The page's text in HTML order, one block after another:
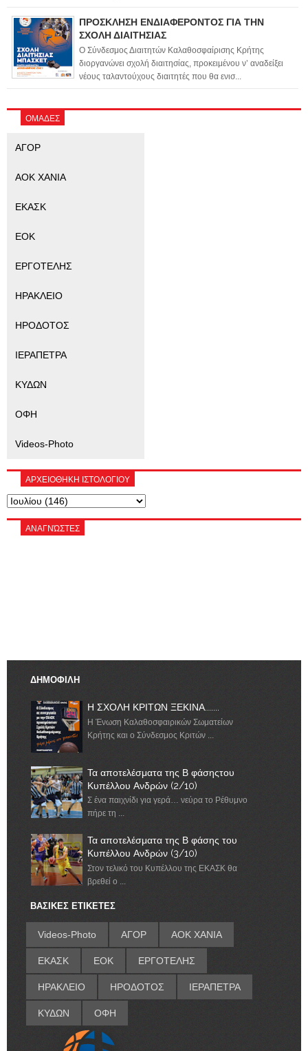
ΠΡΟΣΚΛΗΣΗ ΕΝΔΙΑΦΕΡΟΝΤΟΣ ΓΙΑ ΤΗΝ
ΣΧΟΛΗ ΔΙΑΙΤΗΣΙΑΣ
Ο Σύνδεσμος Διαιτητών Καλαθοσφαίρισης Κρήτης
διοργανώνει σχολή διαιτησίας, προκειμένου ν’ αναδείξει
νέους ταλαντούχους διαιτητές που θα ενισ...
ΟΜΑΔΕΣ
ΑΓΟΡ
ΑΟΚ ΧΑΝΙΑ
ΕΚΑΣΚ
ΕΟΚ
ΕΡΓΟΤΕΛΗΣ
ΗΡΑΚΛΕΙΟ
ΗΡΟΔΟΤΟΣ
ΙΕΡΑΠΕΤΡΑ
ΚΥΔΩΝ
ΟΦΗ
Videos-Photo
ΑΡΧΕΙΟΘΗΚΗ ΙΣΤΟΛΟΓΙΟΥ
ΑΝΑΓΝΏΣΤΕΣ
ΔΗΜΟΦΙΛΗ
Η ΣΧΟΛΗ ΚΡΙΤΩΝ ΞΕΚΙΝΑ.......
Η Ένωση Καλαθοσφαιρικών Σωματείων
Κρήτης και ο Σύνδεσμος Κριτών ...
Τα αποτελέσματα της Β φάσηςτου
Κυπέλλου Ανδρών (2/10)
Σ ένα παιχνίδι για γερά… νεύρα το Ρέθυμνο
πήρε τη ...
Τα αποτελέσματα της Β φάσης του
Κυπέλλου Ανδρών (3/10)
Στον τελικό του Κυπέλλου της ΕΚΑΣΚ θα
βρεθεί ο ...
ΒΑΣΙΚΕΣ ΕΤΙΚΕΤΕΣ
Videos-Photo ΑΓΟΡ ΑΟΚ ΧΑΝΙΑ
ΕΚΑΣΚ ΕΟΚ ΕΡΓΟΤΕΛΗΣ
ΗΡΑΚΛΕΙΟ ΗΡΟΔΟΤΟΣ ΙΕΡΑΠΕΤΡΑ
ΚΥΔΩΝ ΟΦΗ